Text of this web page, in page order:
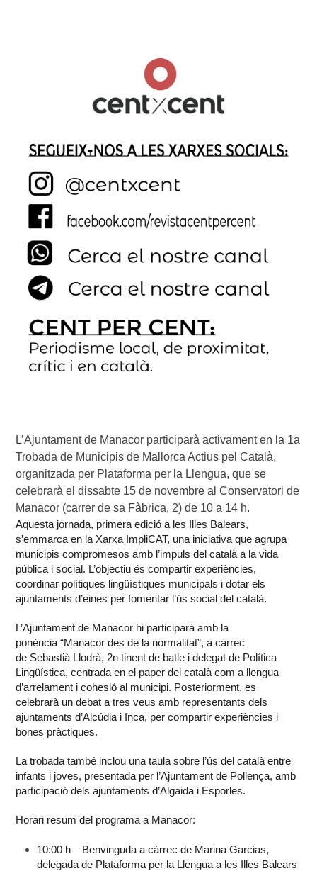
L’Ajuntament de Manacor participarà activament en la 1a
Trobada de Municipis de Mallorca Actius pel Català,
organitzada per Plataforma per la Llengua, que se
celebrarà el dissabte 15 de novembre al Conservatori de
Manacor (carrer de sa Fàbrica, 2) de 10 a 14 h.
Aquesta jornada, primera edició a les Illes Balears,
s’emmarca en la Xarxa ImpliCAT, una iniciativa que agrupa
municipis compromesos amb l’impuls del català a la vida
pública i social. L’objectiu és compartir experiències,
coordinar polítiques lingüístiques municipals i dotar els
ajuntaments d’eines per fomentar l’ús social del català.
L’Ajuntament de Manacor hi participarà amb la
ponència “Manacor des de la normalitat”, a càrrec
de Sebastià Llodrà, 2n tinent de batle i delegat de Política
Lingüística, centrada en el paper del català com a llengua
d’arrelament i cohesió al municipi. Posteriorment, es
celebrarà un debat a tres veus amb representants dels
ajuntaments d’Alcúdia i Inca, per compartir experiències i
bones pràctiques.
La trobada també inclou una taula sobre l’ús del català entre
infants i joves, presentada per l’Ajuntament de Pollença, amb
participació dels ajuntaments d’Algaida i Esporles.
Horari resum del programa a Manacor:
10:00 h – Benvinguda a càrrec de Marina Garcias,
delegada de Plataforma per la Llengua a les Illes Balears